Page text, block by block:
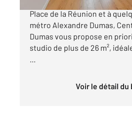
Coup de cœur ASSURÉ ! Au
Place de la Réunion et à
métro Alexandre Dumas,
Dumas vous propose en
studio de plus de 26 m²,
...
Voir le détail du